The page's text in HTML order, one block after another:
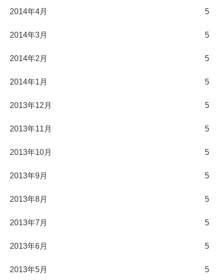
2014年4月 5
2014年3月 5
2014年2月 5
2014年1月 5
2013年12月 5
2013年11月 5
2013年10月 5
2013年9月 5
2013年8月 5
2013年7月 5
2013年6月 5
2013年5月 5